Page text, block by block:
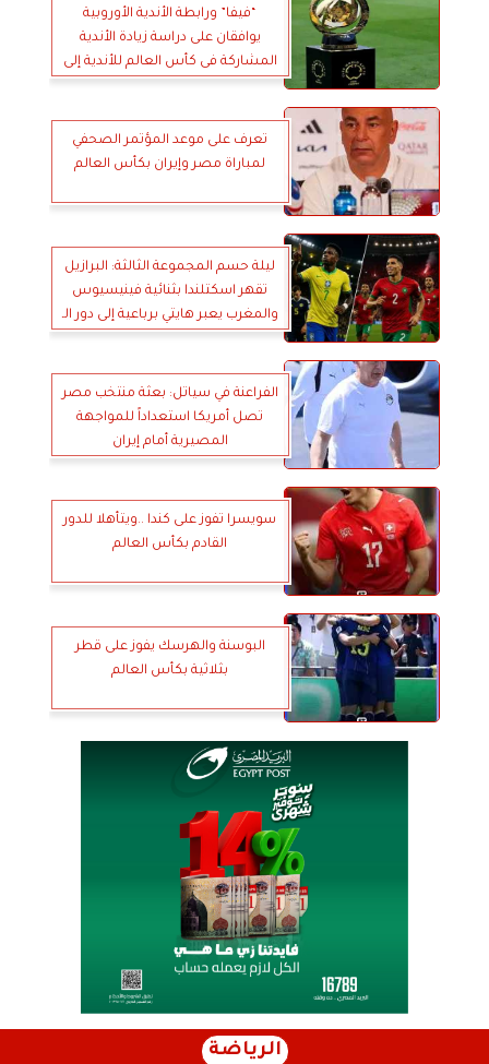
“فيفا” ورابطة الأندية الأوروبية
يوافقان على دراسة زيادة الأندية
المشاركة فى كأس العالم للأندية إلى
تعرف على موعد المؤتمر الصحفي
لمباراة مصر وإيران بكأس العالم
ليلة حسم المجموعة الثالثة: البرازيل
تقهر اسكتلندا بثنائية فينيسيوس
والمغرب يعبر هايتي برباعية إلى دور الـ
الفراعنة في سياتل: بعثة منتخب مصر
تصل أمريكا استعداداً للمواجهة
المصيرية أمام إيران
سويسرا تفوز على كندا ..ويتأهلا للدور
القادم بكأس العالم
البوسنة والهرسك يفوز على قطر
بثلاثية بكأس العالم
الرياضة